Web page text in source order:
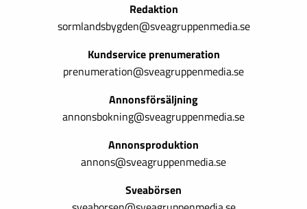
Redaktion
sormlandsbygden@sveagruppenmedia.se
Kundservice prenumeration
prenumeration@sveagruppenmedia.se
Annonsförsäljning
annonsbokning@sveagruppenmedia.se
Annonsproduktion
annons@sveagruppenmedia.se
Sveabörsen